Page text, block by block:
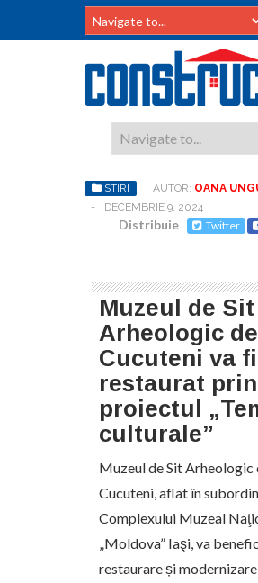
STIRI AUTOR: OANA
-
DECEMBRIE 9, 2024
Distribuie Twitter
Muzeul de Sit
Arheologic
Cucuteni va fi
restaurat prin
proiectul
culturale”
Muzeul de Sit Arheologic
Cucuteni, aflat în
Complexului Muzeal
„Moldova” Iaşi, va
restaurare și